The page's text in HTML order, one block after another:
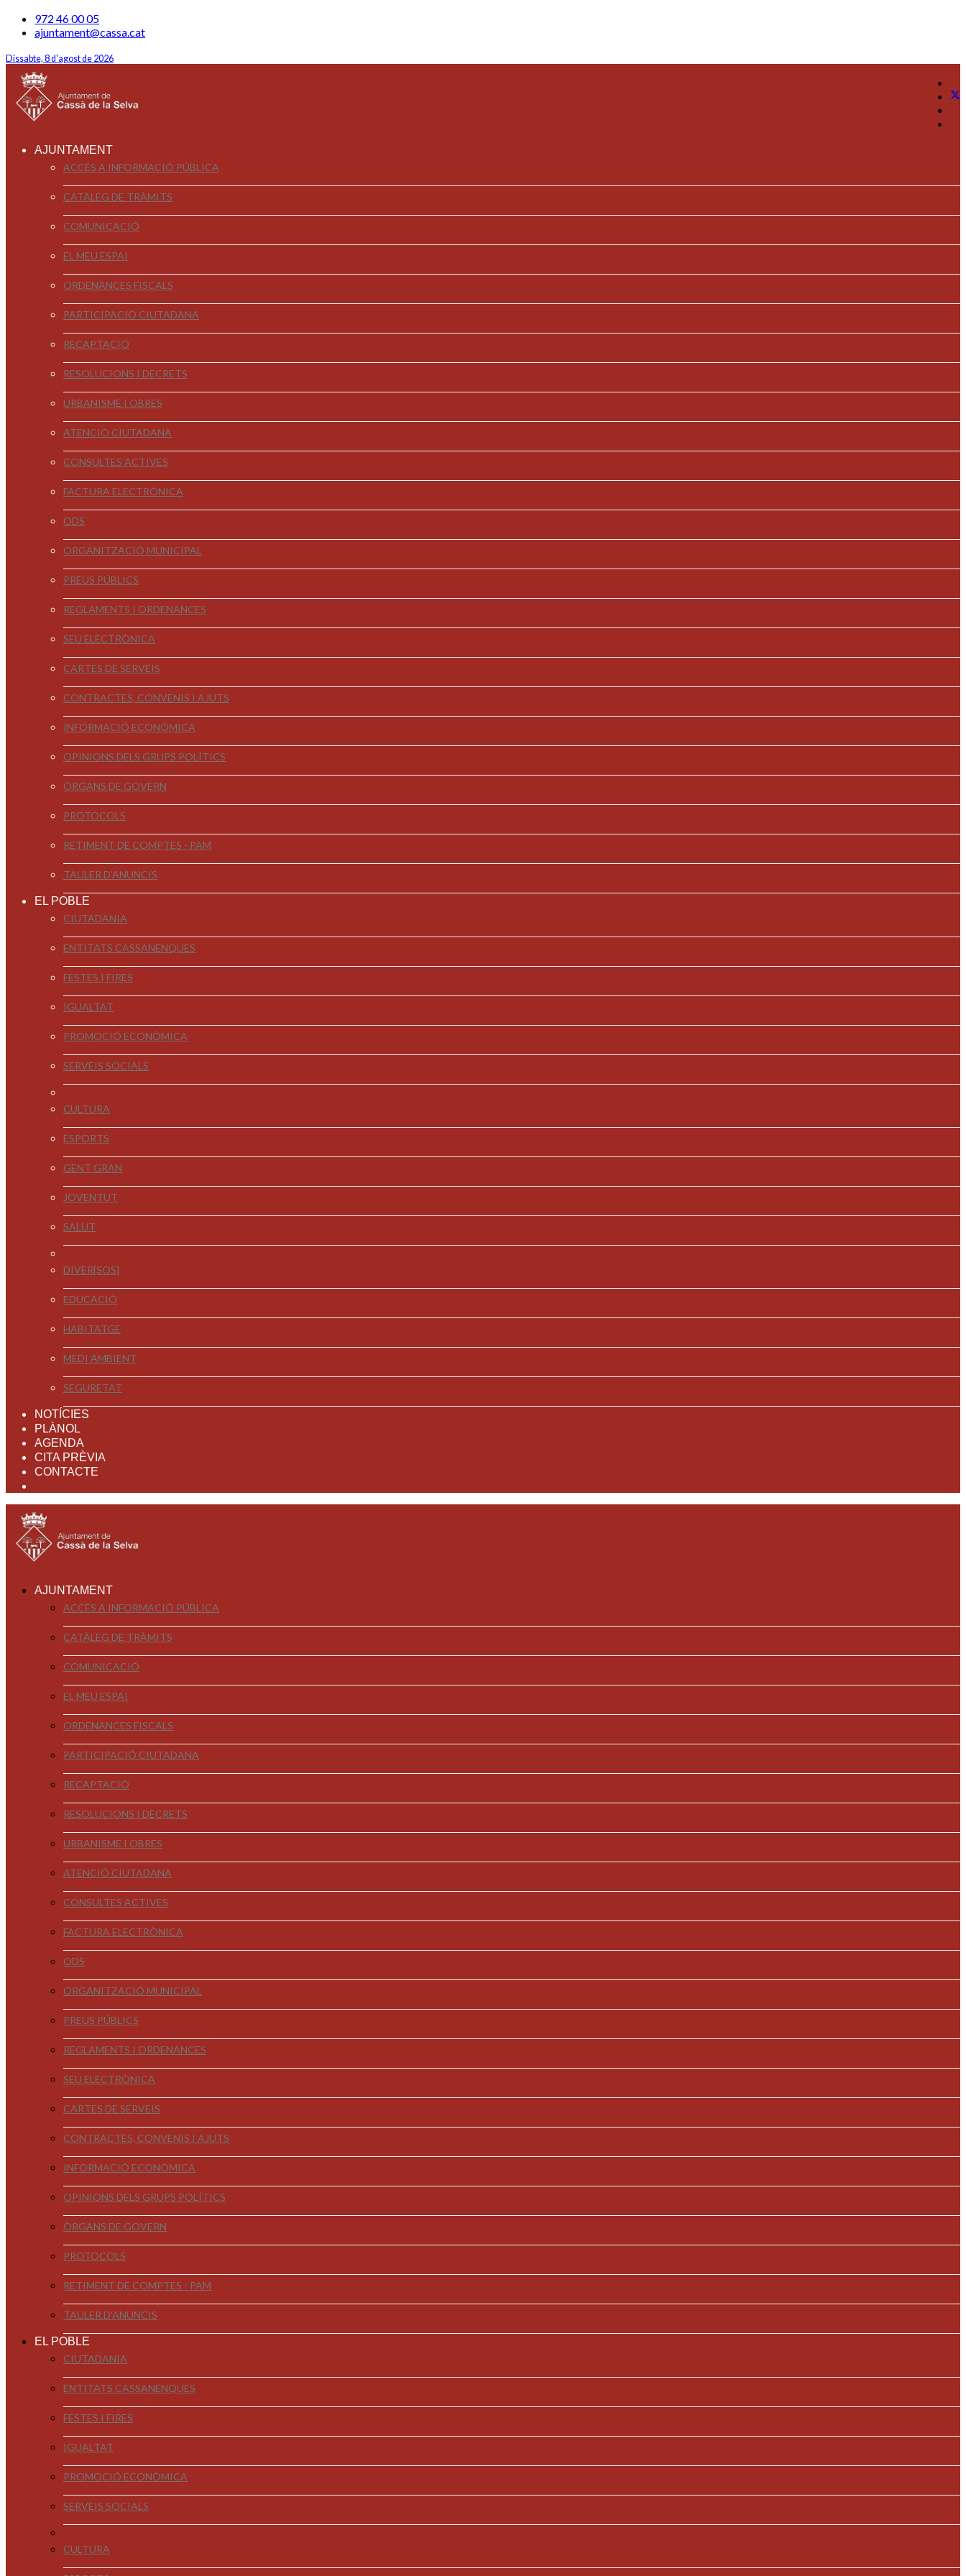
972 46 00 05
ajuntament@cassa.cat
Dissabte, 8 d'agost de 2026
AJUNTAMENT
ACCÉS A INFORMACIÓ PÚBLICA
CATÀLEG DE TRÀMITS
COMUNICACIÓ
EL MEU ESPAI
ORDENANCES FISCALS
PARTICIPACIÓ CIUTADANA
RECAPTACIÓ
RESOLUCIONS I DECRETS
URBANISME I OBRES
ATENCIÓ CIUTADANA
CONSULTES ACTIVES
FACTURA ELECTRÒNICA
ODS
ORGANITZACIÓ MUNICIPAL
PREUS PÚBLICS
REGLAMENTS I ORDENANCES
SEU ELECTRÒNICA
CARTES DE SERVEIS
CONTRACTES, CONVENIS I AJUTS
INFORMACIÓ ECONÒMICA
OPINIONS DELS GRUPS POLÍTICS
ÒRGANS DE GOVERN
PROTOCOLS
RETIMENT DE COMPTES - PAM
TAULER D'ANUNCIS
EL POBLE
CIUTADANIA
ENTITATS CASSANENQUES
FESTES I FIRES
IGUALTAT
PROMOCIÓ ECONÒMICA
SERVEIS SOCIALS
CULTURA
ESPORTS
GENT GRAN
JOVENTUT
SALUT
DIVER[SOS]
EDUCACIÓ
HABITATGE
MEDI AMBIENT
SEGURETAT
NOTÍCIES
PLÀNOL
AGENDA
CITA PRÈVIA
CONTACTE
AJUNTAMENT
ACCÉS A INFORMACIÓ PÚBLICA
CATÀLEG DE TRÀMITS
COMUNICACIÓ
EL MEU ESPAI
ORDENANCES FISCALS
PARTICIPACIÓ CIUTADANA
RECAPTACIÓ
RESOLUCIONS I DECRETS
URBANISME I OBRES
ATENCIÓ CIUTADANA
CONSULTES ACTIVES
FACTURA ELECTRÒNICA
ODS
ORGANITZACIÓ MUNICIPAL
PREUS PÚBLICS
REGLAMENTS I ORDENANCES
SEU ELECTRÒNICA
CARTES DE SERVEIS
CONTRACTES, CONVENIS I AJUTS
INFORMACIÓ ECONÒMICA
OPINIONS DELS GRUPS POLÍTICS
ÒRGANS DE GOVERN
PROTOCOLS
RETIMENT DE COMPTES - PAM
TAULER D'ANUNCIS
EL POBLE
CIUTADANIA
ENTITATS CASSANENQUES
FESTES I FIRES
IGUALTAT
PROMOCIÓ ECONÒMICA
SERVEIS SOCIALS
CULTURA